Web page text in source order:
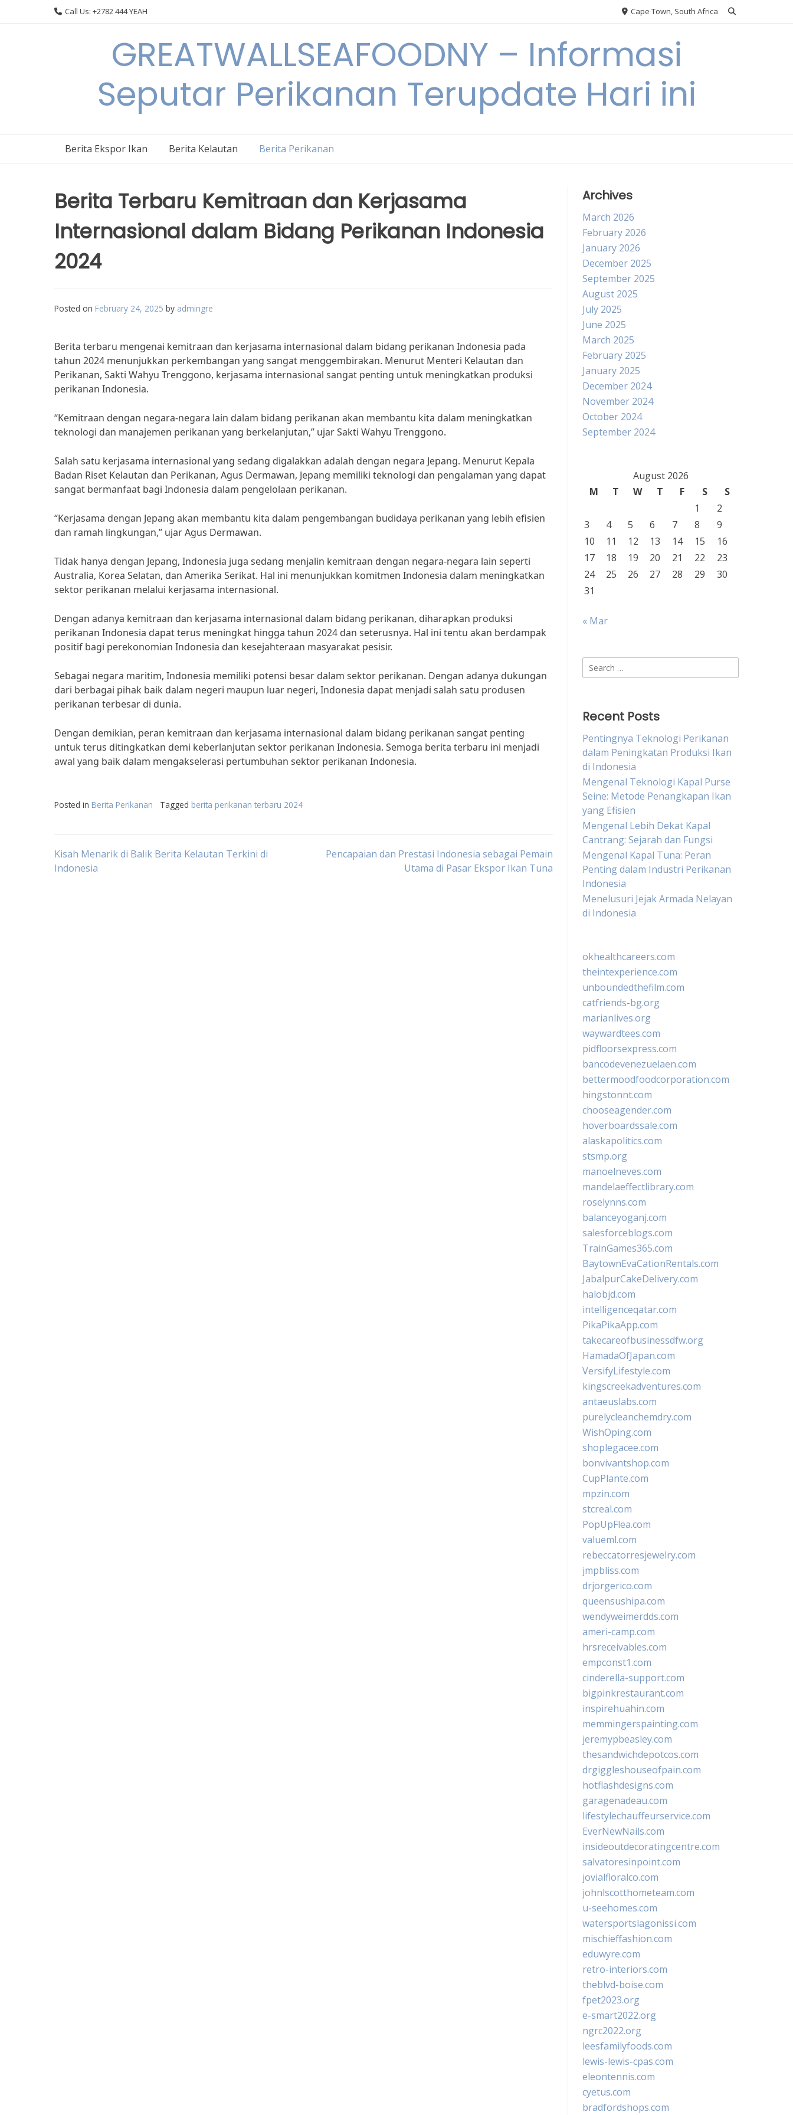
Call Us: +2782 444 YEAH Cape Town, South Africa
GREATWALLSEAFOODNY – Informasi
Seputar Perikanan Terupdate Hari ini
Berita Ekspor Ikan Berita Kelautan Berita Perikanan
Berita Terbaru Kemitraan dan Kerjasama
Internasional dalam Bidang Perikanan Indonesia
2024
Posted on February 24, 2025 by admingre
Berita terbaru mengenai kemitraan dan kerjasama internasional dalam bidang perikanan Indonesia pada
tahun 2024 menunjukkan perkembangan yang sangat menggembirakan. Menurut Menteri Kelautan dan
Perikanan, Sakti Wahyu Trenggono, kerjasama internasional sangat penting untuk meningkatkan produksi
perikanan Indonesia.
“Kemitraan dengan negara-negara lain dalam bidang perikanan akan membantu kita dalam meningkatkan
teknologi dan manajemen perikanan yang berkelanjutan,” ujar Sakti Wahyu Trenggono.
Salah satu kerjasama internasional yang sedang digalakkan adalah dengan negara Jepang. Menurut Kepala
Badan Riset Kelautan dan Perikanan, Agus Dermawan, Jepang memiliki teknologi dan pengalaman yang dapat
sangat bermanfaat bagi Indonesia dalam pengelolaan perikanan.
“Kerjasama dengan Jepang akan membantu kita dalam pengembangan budidaya perikanan yang lebih efisien
dan ramah lingkungan,” ujar Agus Dermawan.
Tidak hanya dengan Jepang, Indonesia juga sedang menjalin kemitraan dengan negara-negara lain seperti
Australia, Korea Selatan, dan Amerika Serikat. Hal ini menunjukkan komitmen Indonesia dalam meningkatkan
sektor perikanan melalui kerjasama internasional.
Dengan adanya kemitraan dan kerjasama internasional dalam bidang perikanan, diharapkan produksi
perikanan Indonesia dapat terus meningkat hingga tahun 2024 dan seterusnya. Hal ini tentu akan berdampak
positif bagi perekonomian Indonesia dan kesejahteraan masyarakat pesisir.
Sebagai negara maritim, Indonesia memiliki potensi besar dalam sektor perikanan. Dengan adanya dukungan
dari berbagai pihak baik dalam negeri maupun luar negeri, Indonesia dapat menjadi salah satu produsen
perikanan terbesar di dunia.
Dengan demikian, peran kemitraan dan kerjasama internasional dalam bidang perikanan sangat penting
untuk terus ditingkatkan demi keberlanjutan sektor perikanan Indonesia. Semoga berita terbaru ini menjadi
awal yang baik dalam mengakselerasi pertumbuhan sektor perikanan Indonesia.
Posted in Berita Perikanan Tagged berita perikanan terbaru 2024
Post
Kisah Menarik di Balik Berita Kelautan Terkini di
Indonesia
Pencapaian dan Prestasi Indonesia sebagai Pemain
Utama di Pasar Ekspor Ikan Tuna
Archives
March 2026
February 2026
January 2026
December 2025
September 2025
August 2025
July 2025
June 2025
March 2025
February 2025
January 2025
December 2024
November 2024
October 2024
September 2024
August 2026
M
T W T F S
S
1
2
3
4 5 6 7 8
9
10
11 12 13 14 15
16
17
18 19 20 21 22
23
24
25 26 27 28 29
30
31
« Mar
Search
for:
Recent Posts
Pentingnya Teknologi Perikanan
dalam Peningkatan Produksi Ikan
di Indonesia
Mengenal Teknologi Kapal Purse
Seine: Metode Penangkapan Ikan
yang Efisien
Mengenal Lebih Dekat Kapal
Cantrang: Sejarah dan Fungsi
Mengenal Kapal Tuna: Peran
Penting dalam Industri Perikanan
Indonesia
Menelusuri Jejak Armada Nelayan
di Indonesia
okhealthcareers.com
theintexperience.com
unboundedthefilm.com
catfriends-bg.org
marianlives.org
waywardtees.com
pidfloorsexpress.com
bancodevenezuelaen.com
bettermoodfoodcorporation.com
hingstonnt.com
chooseagender.com
hoverboardssale.com
alaskapolitics.com
stsmp.org
manoelneves.com
mandelaeffectlibrary.com
roselynns.com
balanceyoganj.com
salesforceblogs.com
TrainGames365.com
BaytownEvaCationRentals.com
JabalpurCakeDelivery.com
halobjd.com
intelligenceqatar.com
PikaPikaApp.com
takecareofbusinessdfw.org
HamadaOfJapan.com
VersifyLifestyle.com
kingscreekadventures.com
antaeuslabs.com
purelycleanchemdry.com
WishOping.com
shoplegacee.com
bonvivantshop.com
CupPlante.com
mpzin.com
stcreal.com
PopUpFlea.com
valueml.com
rebeccatorresjewelry.com
jmpbliss.com
drjorgerico.com
queensushipa.com
wendyweimerdds.com
ameri-camp.com
hrsreceivables.com
empconst1.com
cinderella-support.com
bigpinkrestaurant.com
inspirehuahin.com
memmingerspainting.com
jeremypbeasley.com
thesandwichdepotcos.com
drgiggleshouseofpain.com
hotflashdesigns.com
garagenadeau.com
lifestylechauffeurservice.com
EverNewNails.com
insideoutdecoratingcentre.com
salvatoresinpoint.com
jovialfloralco.com
johnlscotthometeam.com
u-seehomes.com
watersportslagonissi.com
mischieffashion.com
eduwyre.com
retro-interiors.com
theblvd-boise.com
fpet2023.org
e-smart2022.org
ngrc2022.org
leesfamilyfoods.com
lewis-lewis-cpas.com
eleontennis.com
cyetus.com
bradfordshops.com